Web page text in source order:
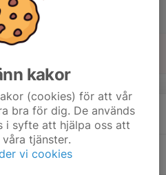
Södra Mitt
v.12 kakor
(cookies) för att vår
bra för dig. De används
i syfte att hjälpa oss att
tjänster.
vi cookies